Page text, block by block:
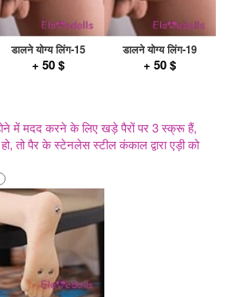
डालने योग्य लिंग-15
+ 50 $
डालने योग्य लिंग-19
+ 50 $
में मदद करने के लिए खड़े पैरों पर 3 स्क्रू हैं,
तो पैर के स्टेनलेस स्टील कंकाल द्वारा एड़ी को